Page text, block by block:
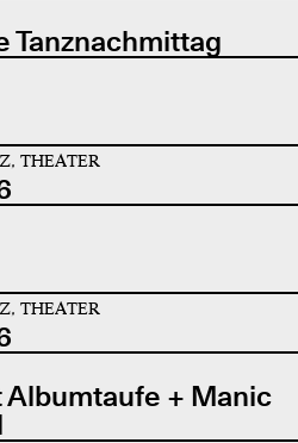
Tanznachmittag
THEATER
THEATER
Albumtaufe + Manic